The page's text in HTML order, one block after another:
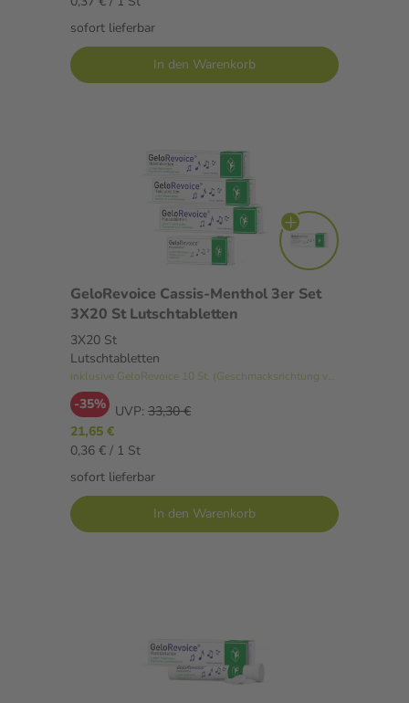
sofort lieferbar
In den Warenkorb
GeloRevoice Cassis-Menthol 3er Set
3X20 St Lutschtabletten
3X20 St
Lutschtabletten
inklusive GeloRevoice 10 St. (Geschmacksrichtung variiert)
-35% UVP: 33,30 €
21,65 €
0,36 € / 1 St
sofort lieferbar
In den Warenkorb